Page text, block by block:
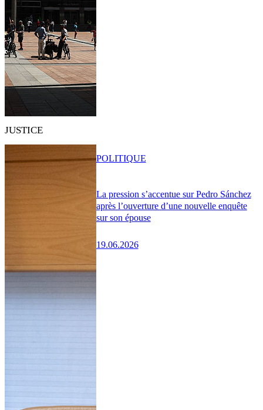
JUSTICE
La pression s’accentue sur Pedro Sánchez
après l’ouverture d’une nouvelle enquête
sur son épouse
19.06.2026
POLITIQUE